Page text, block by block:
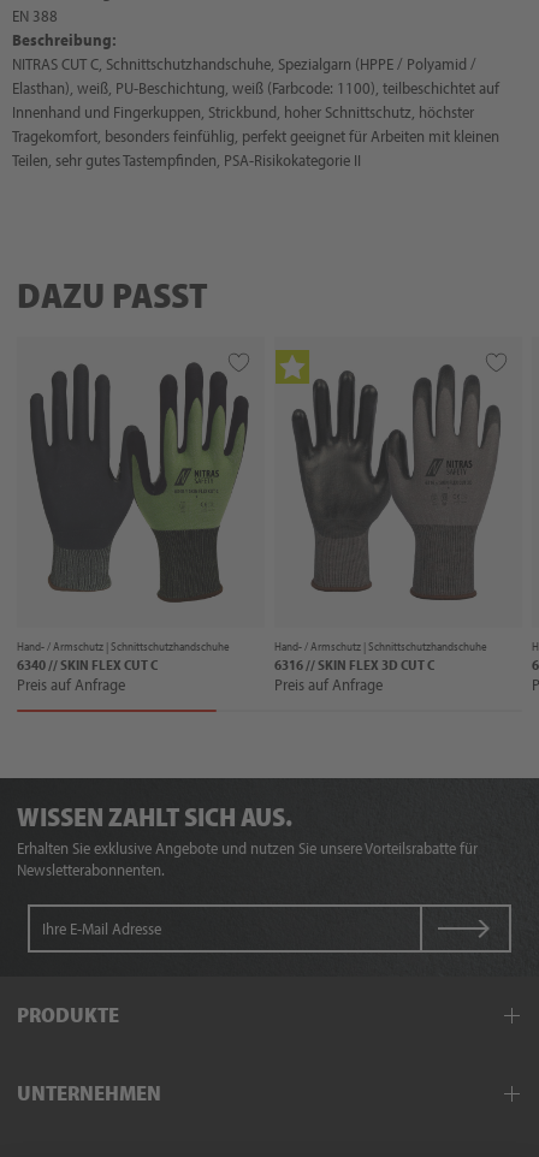
EN 388
Beschreibung:
NITRAS CUT C, Schnittschutzhandschuhe, Spezialgarn (HPPE / Polyamid /
Elasthan), weiß, PU-Beschichtung, weiß (Farbcode: 1100), teilbeschichtet auf
Innenhand und Fingerkuppen, Strickbund, hoher Schnittschutz, höchster
Tragekomfort, besonders feinfühlig, perfekt geeignet für Arbeiten mit kleinen
Teilen, sehr gutes Tastempfinden, PSA-Risikokategorie II
DAZU PASST
Hand- / Armschutz |Schnittschutzhandschuhe
6340 // SKIN FLEX CUT C
Preis auf Anfrage
Hand- / Armschutz |Schnittschutzhandschuhe
6316 // SKIN FLEX 3D CUT C
Preis auf Anfrage
WISSEN ZAHLT SICH AUS.
Erhalten Sie exklusive Angebote und nutzen Sie unsere Vorteilsrabatte für
Newsletterabonnenten.
PRODUKTE
Schutzkleidung
UNTERNEHMEN